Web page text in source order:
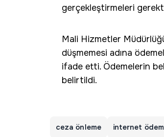
gerçekleştirmeleri
Mali Hizmetler
düşmemesi adına
ifade etti. Ödemelerin
belirtildi.
ceza önleme internet